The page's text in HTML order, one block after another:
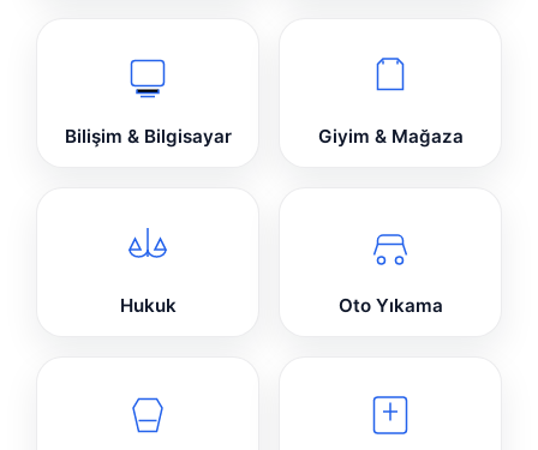
Bilişim & Bilgisayar Giyim & Mağaza
Hukuk Oto Yıkama